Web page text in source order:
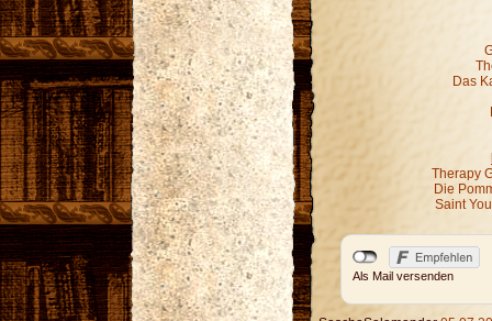
Das
Therapy
Die
Saint
Als Mail versenden